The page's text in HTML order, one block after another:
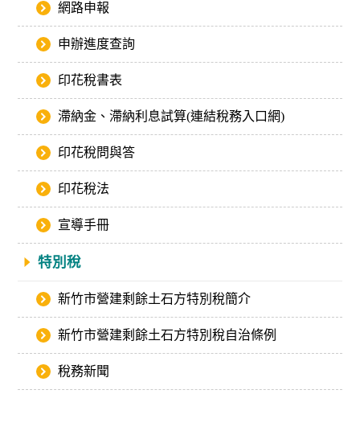
網路申報
申辦進度查詢
印花稅書表
滯納金、滯納利息試算(連結稅務入口網)
印花稅問與答
印花稅法
宣導手冊
特別稅
新竹市營建剩餘土石方特別稅簡介
新竹市營建剩餘土石方特別稅自治條例
稅務新聞